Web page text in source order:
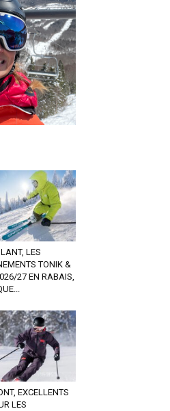
LES
TONIK &
27 EN RABAIS,
EXCELLENTS
LES